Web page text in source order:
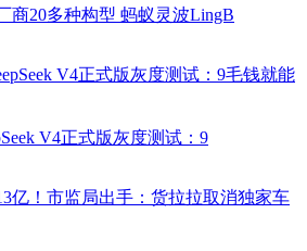
商20多种构型 蚂蚁灵波LingB
V4正式版灰度测试：9